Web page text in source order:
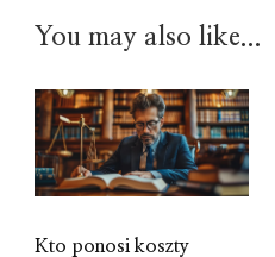
You may also like...
Kto ponosi koszty